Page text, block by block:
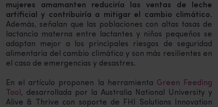
mujeres amamanten reduciría las ventas de leche
artificial y contribuiría a mitigar el cambio climático.
Además, señalan que las poblaciones con altas tasas de
lactancia materna entre lactantes y niños pequeños se
adaptan mejor a los principales riesgos de seguridad
alimentaria del cambio climático y son más resilientes en
el caso de emergencias y desastres.
En el artículo proponen la herramienta Green Feeding
Tool , desarrollada por la Australia National University y
Alive & Thrive con soporte de FHI Solutions Innovation